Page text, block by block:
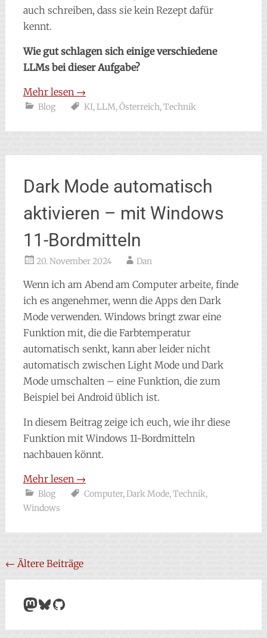
auch schreiben, dass sie kein Rezept dafür
kennt.
Wie gut schlagen sich einige verschiedene
LLMs bei dieser Aufgabe?
Mehr lesen →
Blog KI,LLM,Österreich,Technik
Dark Mode automatisch
aktivieren – mit Windows
11-Bordmitteln
20. November 2024 Dan
Wenn ich am Abend am Computer arbeite, finde
ich es angenehmer, wenn die Apps den Dark
Mode verwenden. Windows bringt zwar eine
Funktion mit, die die Farbtemperatur
automatisch senkt, kann aber leider nicht
automatisch zwischen Light Mode und Dark
Mode umschalten – eine Funktion, die zum
Beispiel bei Android üblich ist.
In diesem Beitrag zeige ich euch, wie ihr diese
Funktion mit Windows 11-Bordmitteln
nachbauen könnt.
Mehr lesen →
Blog Computer,Dark Mode,Technik,
Windows
Beitragsnavigation
← Ältere Beiträge
Mastodon
Bluesky
GitHub